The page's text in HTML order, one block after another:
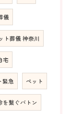
儀
ト葬儀 神奈川
宅
緊急 ペット
を繋ぐバトン